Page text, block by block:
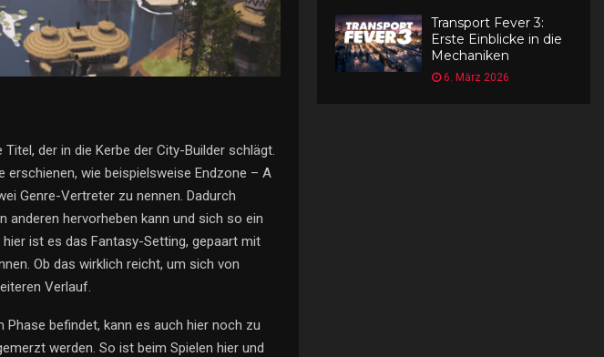
der in die Kerbe der City-Builder schlägt.
wie beispielsweise Endzone – A
Genre-Vertreter zu nennen. Dadurch
anderen hervorheben kann und sich so ein
ist es das Fantasy-Setting, gepaart mit
Ob das wirklich reicht, um sich von
Verlauf.
befindet, kann es auch hier noch zu
werden. So ist beim Spielen hier und
Transport Fever 3:
Erste Einblicke in die
Mechaniken
6. März 2026